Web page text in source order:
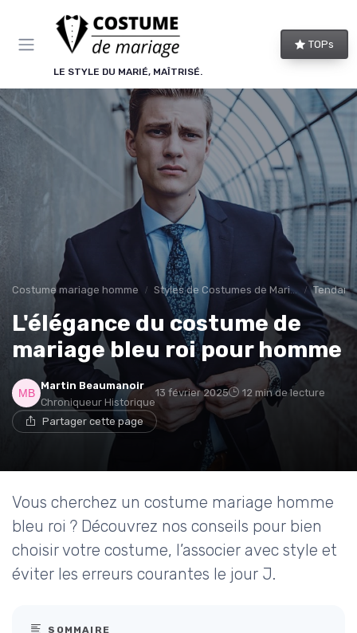
LE STYLE DU MARIÉ, MAÎTRISÉ.
TOPs
Costume mariage homme Styles de Costumes de Mariage
L'élégance du costume de
mariage bleu roi pour homme
Martin Beaumanoir
Chroniqueur Historique
13 février 2025 12 min de lecture
Partager cette page
Vous cherchez un costume mariage homme
bleu roi ? Découvrez nos conseils pour bien
choisir votre costume, l’associer avec style et
éviter les erreurs courantes le jour J.
SOMMAIRE